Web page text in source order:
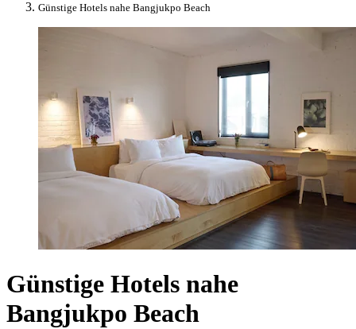
Günstige Hotels nahe Bangjukpo Beach
Günstige Hotels nahe
Bangjukpo Beach